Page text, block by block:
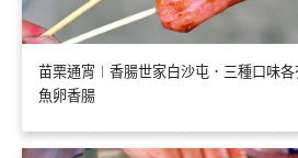
苗栗通宵︱香腸世家白沙屯．三種口味
魚卵香腸